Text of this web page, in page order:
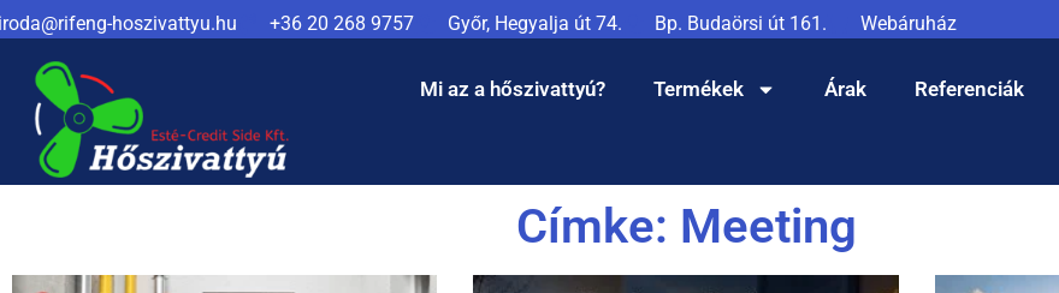
hoszivattyu.hu +36 20 268 9757 Győr, Hegyalja út 74. Bp. Budaörsi út 161. Webáruház
Mi az a hőszivattyú? Termékek Árak Referenciák
Címke: Meeting